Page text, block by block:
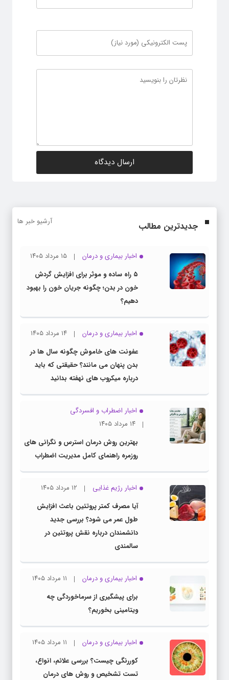
جدیدترین مطالب آرشیو خبر ها
اخبار بیماری و درمان
۱۵ مرداد ۱۴۰۵
۵ راه ساده و موثر برای افزایش گردش
خون در بدن؛ چگونه جریان خون را بهبود
دهیم؟
اخبار بیماری و درمان
۱۴ مرداد ۱۴۰۵
عفونت های خاموش چگونه سال ها در
بدن پنهان می مانند؟ حقیقتی که باید
درباره میکروب های نهفته بدانید
اخبار اضطراب و افسردگی
۱۴ مرداد ۱۴۰۵
بهترین روش درمان استرس و نگرانی های
روزمره راهنمای کامل مدیریت اضطراب
اخبار رژیم غذایی
۱۲ مرداد ۱۴۰۵
آیا مصرف کمتر پروتئین باعث افزایش
طول عمر می شود؟ بررسی جدید
دانشمندان درباره نقش پروتئین در
سالمندی
اخبار بیماری و درمان
۱۱ مرداد ۱۴۰۵
برای پیشگیری از سرماخوردگی چه
ویتامینی بخوریم؟
اخبار بیماری و درمان
۱۱ مرداد ۱۴۰۵
کوررنگی چیست؟ بررسی علائم، انواع،
تست تشخیص و روش های درمان